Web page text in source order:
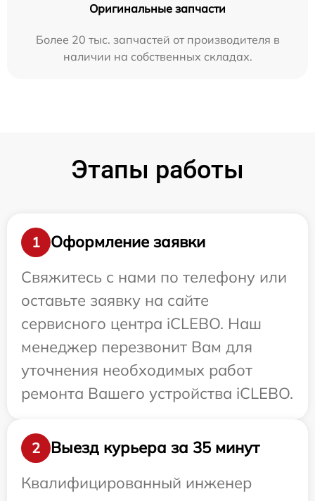
Оригинальные запчасти
Более 20 тыс. запчастей от производителя в
наличии на собственных складах.
Этапы работы
1
Оформление заявки
Свяжитесь с нами по телефону или
оставьте заявку на сайте
сервисного центра iCLEBO. Наш
менеджер перезвонит Вам для
уточнения необходимых работ
ремонта Вашего устройства iCLEBO.
2
Выезд курьера за 35 минут
Квалифицированный инженер